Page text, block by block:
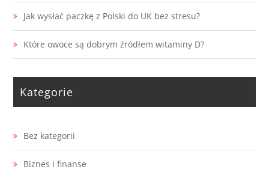
Jak wysłać paczkę z Polski do UK bez stresu?
Które owoce są dobrym źródłem witaminy D?
Kategorie
Bez kategorii
Biznes i finanse